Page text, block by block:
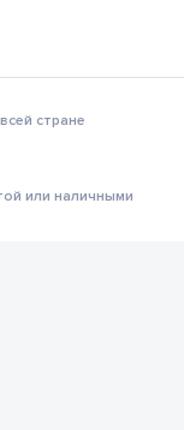
стране
или наличными